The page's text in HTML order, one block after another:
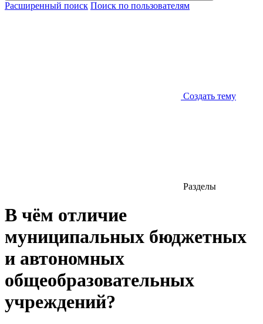
Расширенный поиск Поиск по пользователям
Создать тему
Разделы
В чём отличие
муниципальных бюджетных
и автономных
общеобразовательных
учреждений?